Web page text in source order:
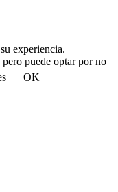
experiencia.
puede optar por no
OK